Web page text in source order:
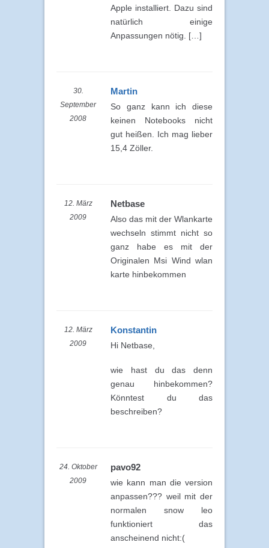
Apple installiert. Dazu sind
natürlich einige
Anpassungen nötig. […]
30.
September
2008
Martin
So ganz kann ich diese
keinen Notebooks nicht
gut heißen. Ich mag lieber
15,4 Zöller.
12. März
2009
Netbase
Also das mit der Wlankarte
wechseln stimmt nicht so
ganz habe es mit der
Originalen Msi Wind wlan
karte hinbekommen
12. März
2009
Konstantin
Hi Netbase,
wie hast du das denn
genau hinbekommen?
Könntest du das
beschreiben?
24. Oktober
2009
pavo92
wie kann man die version
anpassen??? weil mit der
normalen snow leo
funktioniert das
anscheinend nicht:(